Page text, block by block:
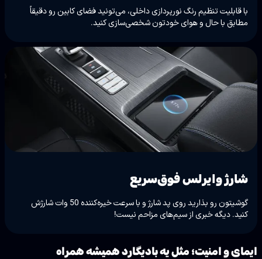
با قابلیت تنظیم رنگ نورپردازی داخلی، می‌تونید فضای کابین رو دقیقاً
مطابق با حال و هوای خودتون شخصی‌سازی کنید.
شارژ وایرلس فوق‌سریع
گوشیتون رو بذارید روی پد شارژ و با سرعت خیره‌کننده 50 وات شارژش
کنید. دیگه خبری از سیم‌های مزاحم نیست!
ایمای و امنیت؛ مثل یه بادیگارد همیشه همراه